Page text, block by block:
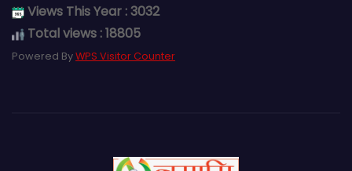
Views This Year : 3032
Total views : 18805
Powered ByWPS Visitor Counter